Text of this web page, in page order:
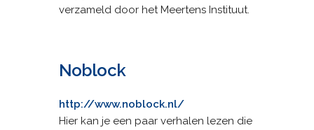
verzameld door het Meertens Instituut.
Noblock
http://www.noblock.nl/
Hier kan je een paar verhalen lezen die